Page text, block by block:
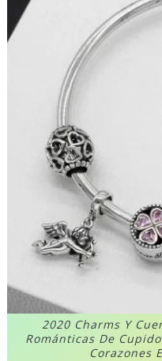
2020 Charms Y
Románticas De
Corazones